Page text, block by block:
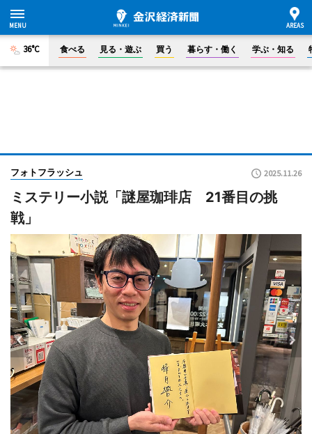
36°C 食べる 見る・遊ぶ 買う 暮らす・働く 学ぶ・知る
フォトフラッシュ 2025.11.26
ミステリー小説「謎屋珈琲店 21番目の挑
戦」